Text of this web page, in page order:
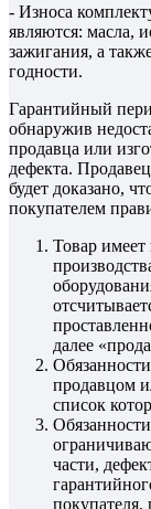
- Износа
являются: масла,
зажигания, а
годности.
Гарантийный
обнаружив
продавца или
дефекта.
будет доказано,
покупателем
Товар имеет
далее
продавцом
список
части,